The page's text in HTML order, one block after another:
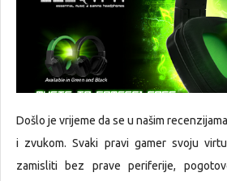
Došlo je vrijeme da se u našim
i zvukom. Svaki pravi gamer svoju
zamisliti bez prave periferije,